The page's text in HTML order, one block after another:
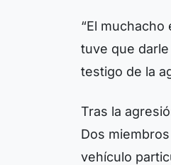
“El
tuve que
testigo de la
Tras la
Dos
vehículo